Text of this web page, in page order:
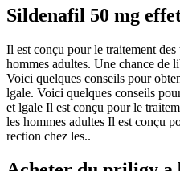
Sildenafil 50 mg
Il est conçu pour le traitement
hommes adultes. Une chance de
Voici quelques conseils pour
lgale. Voici quelques conseils
et lgale Il est conçu pour le
les hommes adultes Il est conçu
rection chez les..